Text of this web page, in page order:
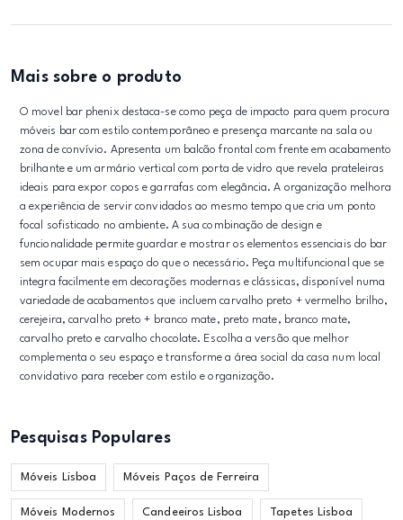
Mais sobre o produto
O movel bar phenix destaca-se como peça de impacto para quem procura
móveis bar com estilo contemporâneo e presença marcante na sala ou
zona de convívio. Apresenta um balcão frontal com frente em acabamento
brilhante e um armário vertical com porta de vidro que revela prateleiras
ideais para expor copos e garrafas com elegância. A organização melhora
a experiência de servir convidados ao mesmo tempo que cria um ponto
focal sofisticado no ambiente. A sua combinação de design e
funcionalidade permite guardar e mostrar os elementos essenciais do bar
sem ocupar mais espaço do que o necessário. Peça multifuncional que se
integra facilmente em decorações modernas e clássicas, disponível numa
variedade de acabamentos que incluem carvalho preto + vermelho brilho,
cerejeira, carvalho preto + branco mate, preto mate, branco mate,
carvalho preto e carvalho chocolate. Escolha a versão que melhor
complementa o seu espaço e transforme a área social da casa num local
convidativo para receber com estilo e organização.
Pesquisas Populares
Móveis Lisboa Móveis Paços de Ferreira
Móveis Modernos Candeeiros Lisboa Tapetes Lisboa